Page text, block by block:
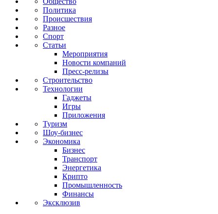
Политика
Происшествия
Разное
Спорт
Статьи
Мероприятия
Новости компаний
Пресс-релизы
Строительство
Технологии
Гаджеты
Игры
Приложения
Туризм
Шоу-бизнес
Экономика
Бизнес
Транспорт
Энергетика
Крипто
Промышленность
Финансы
Эксклюзив